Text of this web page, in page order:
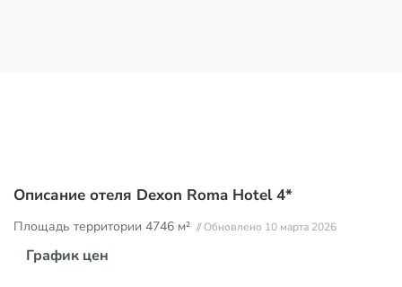
Описание отеля Dexon Roma Hotel 4*
Площадь территории 4746 м² // Обновлено 10 марта 2026
График цен